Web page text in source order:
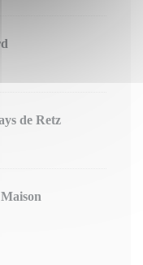
de Retz